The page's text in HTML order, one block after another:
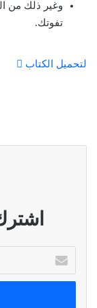
وغير ذلك من
تفوتك.
لتحميل الكتاب
خ